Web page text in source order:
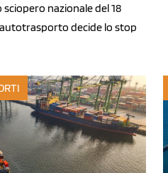
nazionale del 18
decide lo stop